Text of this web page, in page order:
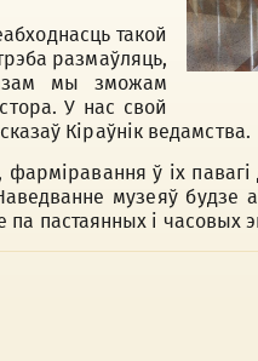
такой
размаўляць,
мы зможам
У нас свой
Кіраўнік ведамства.
ў іх
музеяў будзе
пастаянных і часовых